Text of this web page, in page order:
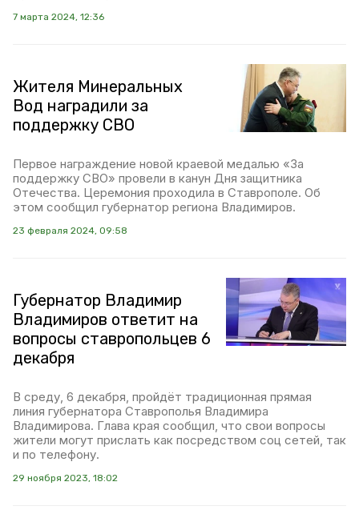
7 марта 2024, 12:36
Жителя Минеральных
Вод наградили за
поддержку СВО
Первое награждение новой краевой медалью «За
поддержку СВО» провели в канун Дня защитника
Отечества. Церемония проходила в Ставрополе. Об
этом сообщил губернатор региона Владимиров.
23 февраля 2024, 09:58
Губернатор Владимир
Владимиров ответит на
вопросы ставропольцев 6
декабря
В среду, 6 декабря, пройдёт традиционная прямая
линия губернатора Ставрополья Владимира
Владимирова. Глава края сообщил, что свои вопросы
жители могут прислать как посредством соц сетей, так
и по телефону.
29 ноября 2023, 18:02